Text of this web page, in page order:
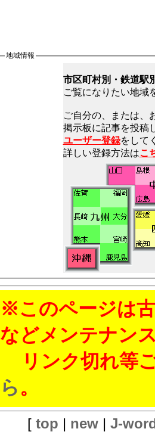
地域情報
市区町村別・鉄道駅
ご覧になりたい地域
ご自分の、または、
ユーザー登録をして
詳しい登録方法はこ
※このページは
などメンテナン
リンク切れ等
ら。
[ top | new| J-